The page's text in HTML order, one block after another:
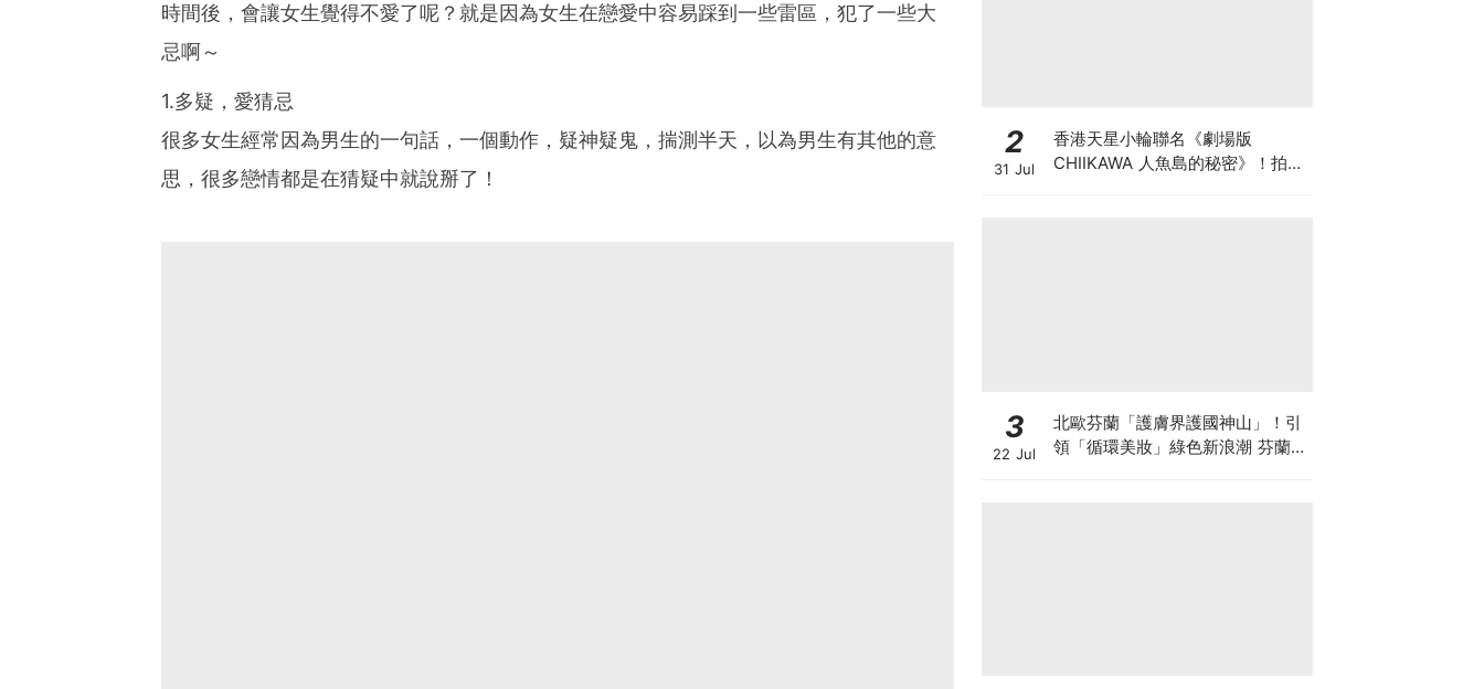
時間後，會讓女生覺得不愛了呢？就是因為女生在戀愛中容易踩到一些雷區，犯了一些大
忌啊～
1.多疑，愛猜忌
很多女生經常因為男生的一句話，一個動作，疑神疑鬼，揣測半天，以為男生有其他的意
思，很多戀情都是在猜疑中就說掰了！
2
31 Jul
香港天星小輪聯名《劇場版
CHIIKAWA 人魚島的秘密》！拍照
3
22 Jul
北歐芬蘭「護膚界護國神山」！引
領「循環美妝」綠色新浪潮 芬蘭國